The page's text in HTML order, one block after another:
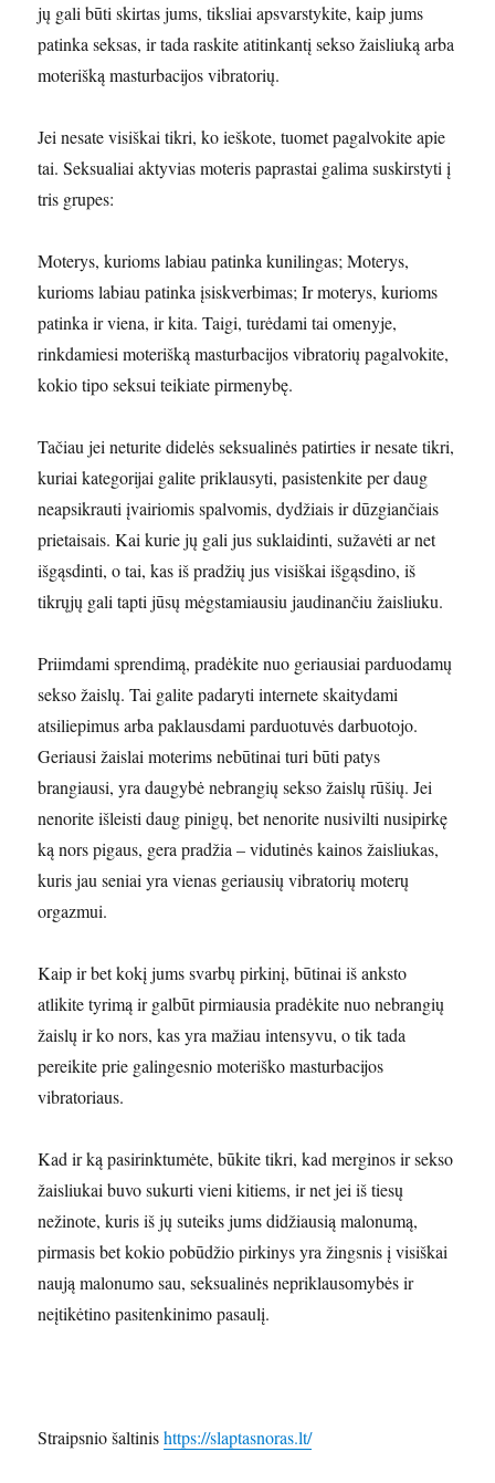
jų gali būti skirtas jums, tiksliai apsvarstykite, kaip jums
patinka seksas, ir tada raskite atitinkantį sekso žaisliuką arba
moterišką masturbacijos vibratorių.
Jei nesate visiškai tikri, ko ieškote, tuomet pagalvokite apie
tai. Seksualiai aktyvias moteris paprastai galima suskirstyti į
tris grupes:
Moterys, kurioms labiau patinka kunilingas; Moterys,
kurioms labiau patinka įsiskverbimas; Ir moterys, kurioms
patinka ir viena, ir kita. Taigi, turėdami tai omenyje,
rinkdamiesi moterišką masturbacijos vibratorių pagalvokite,
kokio tipo seksui teikiate pirmenybę.
Tačiau jei neturite didelės seksualinės patirties ir nesate tikri,
kuriai kategorijai galite priklausyti, pasistenkite per daug
neapsikrauti įvairiomis spalvomis, dydžiais ir dūzgiančiais
prietaisais. Kai kurie jų gali jus suklaidinti, sužavėti ar net
išgąsdinti, o tai, kas iš pradžių jus visiškai išgąsdino, iš
tikrųjų gali tapti jūsų mėgstamiausiu jaudinančiu žaisliuku.
Priimdami sprendimą, pradėkite nuo geriausiai parduodamų
sekso žaislų. Tai galite padaryti internete skaitydami
atsiliepimus arba paklausdami parduotuvės darbuotojo.
Geriausi žaislai moterims nebūtinai turi būti patys
brangiausi, yra daugybė nebrangių sekso žaislų rūšių. Jei
nenorite išleisti daug pinigų, bet nenorite nusivilti nusipirkę
ką nors pigaus, gera pradžia – vidutinės kainos žaisliukas,
kuris jau seniai yra vienas geriausių vibratorių moterų
orgazmui.
Kaip ir bet kokį jums svarbų pirkinį, būtinai iš anksto
atlikite tyrimą ir galbūt pirmiausia pradėkite nuo nebrangių
žaislų ir ko nors, kas yra mažiau intensyvu, o tik tada
pereikite prie galingesnio moteriško masturbacijos
vibratoriaus.
Kad ir ką pasirinktumėte, būkite tikri, kad merginos ir sekso
žaisliukai buvo sukurti vieni kitiems, ir net jei iš tiesų
nežinote, kuris iš jų suteiks jums didžiausią malonumą,
pirmasis bet kokio pobūdžio pirkinys yra žingsnis į visiškai
naują malonumo sau, seksualinės nepriklausomybės ir
neįtikėtino pasitenkinimo pasaulį.
Straipsnio šaltinishttps://slaptasnoras.lt/